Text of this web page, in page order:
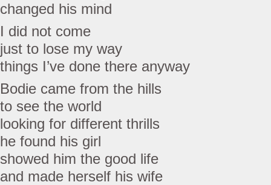
changed his mind
I did not come
just to lose my way
things I’ve done there anyway
Bodie came from the hills
to see the world
looking for different thrills
he found his girl
showed him the good life
and made herself his wife